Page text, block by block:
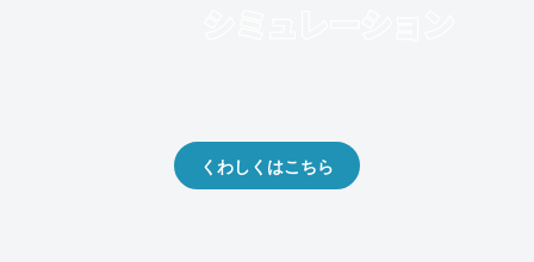
くわしくはこちら